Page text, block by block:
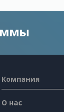
Компания
О нас